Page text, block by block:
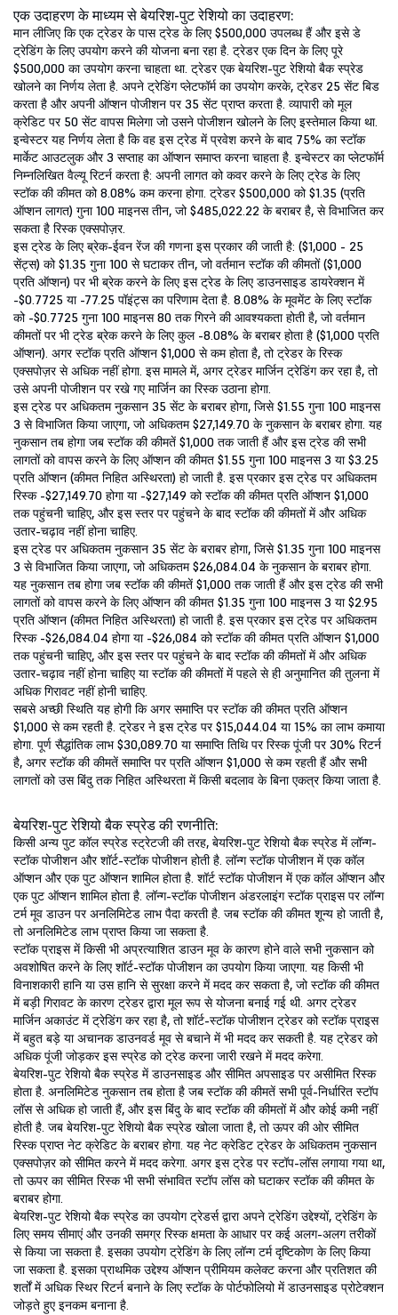
एक उदाहरण के माध्यम से बेयरिश-पुट रेशियो का उदाहरण:
मान लीजिए कि एक ट्रेडर के पास ट्रेड के लिए $500,000 उपलब्ध हैं और इसे डे
ट्रेडिंग के लिए उपयोग करने की योजना बना रहा है. ट्रेडर एक दिन के लिए पूरे
$500,000 का उपयोग करना चाहता था. ट्रेडर एक बेयरिश-पुट रेशियो बैक स्प्रेड
खोलने का निर्णय लेता है. अपने ट्रेडिंग प्लेटफॉर्म का उपयोग करके, ट्रेडर 25 सेंट बिड
करता है और अपनी ऑप्शन पोजीशन पर 35 सेंट प्राप्त करता है. व्यापारी को मूल
क्रेडिट पर 50 सेंट वापस मिलेगा जो उसने पोजीशन खोलने के लिए इस्तेमाल किया था.
इन्वेस्टर यह निर्णय लेता है कि वह इस ट्रेड में प्रवेश करने के बाद 75% का स्टॉक
मार्केट आउटलुक और 3 सप्ताह का ऑप्शन समाप्त करना चाहता है. इन्वेस्टर का प्लेटफॉर्म
निम्नलिखित वैल्यू रिटर्न करता है: अपनी लागत को कवर करने के लिए ट्रेड के लिए
स्टॉक की कीमत को 8.08% कम करना होगा. ट्रेडर $500,000 को $1.35 (प्रति
ऑप्शन लागत) गुना 100 माइनस तीन, जो $485,022.22 के बराबर है, से विभाजित कर
सकता है रिस्क एक्सपोज़र.
इस ट्रेड के लिए ब्रेक-ईवन रेंज की गणना इस प्रकार की जाती है: ($1,000 - 25
सेंट्स) को $1.35 गुना 100 से घटाकर तीन, जो वर्तमान स्टॉक की कीमतों ($1,000
प्रति ऑप्शन) पर भी ब्रेक करने के लिए इस ट्रेड के लिए डाउनसाइड डायरेक्शन में
-$0.7725 या -77.25 पॉइंट्स का परिणाम देता है. 8.08% के मूवमेंट के लिए स्टॉक
को -$0.7725 गुना 100 माइनस 80 तक गिरने की आवश्यकता होती है, जो वर्तमान
कीमतों पर भी ट्रेड ब्रेक करने के लिए कुल -8.08% के बराबर होता है ($1,000 प्रति
ऑप्शन). अगर स्टॉक प्रति ऑप्शन $1,000 से कम होता है, तो ट्रेडर के रिस्क
एक्सपोज़र से अधिक नहीं होगा. इस मामले में, अगर ट्रेडर मार्जिन ट्रेडिंग कर रहा है, तो
उसे अपनी पोजीशन पर रखे गए मार्जिन का रिस्क उठाना होगा.
इस ट्रेड पर अधिकतम नुकसान 35 सेंट के बराबर होगा, जिसे $1.55 गुना 100 माइनस
3 से विभाजित किया जाएगा, जो अधिकतम $27,149.70 के नुकसान के बराबर होगा. यह
नुकसान तब होगा जब स्टॉक की कीमतें $1,000 तक जाती हैं और इस ट्रेड की सभी
लागतों को वापस करने के लिए ऑप्शन की कीमत $1.55 गुना 100 माइनस 3 या $3.25
प्रति ऑप्शन (कीमत निहित अस्थिरता) हो जाती है. इस प्रकार इस ट्रेड पर अधिकतम
रिस्क -$27,149.70 होगा या -$27,149 को स्टॉक की कीमत प्रति ऑप्शन $1,000
तक पहुंचनी चाहिए, और इस स्तर पर पहुंचने के बाद स्टॉक की कीमतों में और अधिक
उतार-चढ़ाव नहीं होना चाहिए.
इस ट्रेड पर अधिकतम नुकसान 35 सेंट के बराबर होगा, जिसे $1.35 गुना 100 माइनस
3 से विभाजित किया जाएगा, जो अधिकतम $26,084.04 के नुकसान के बराबर होगा.
यह नुकसान तब होगा जब स्टॉक की कीमतें $1,000 तक जाती हैं और इस ट्रेड की सभी
लागतों को वापस करने के लिए ऑप्शन की कीमत $1.35 गुना 100 माइनस 3 या $2.95
प्रति ऑप्शन (कीमत निहित अस्थिरता) हो जाती है. इस प्रकार इस ट्रेड पर अधिकतम
रिस्क -$26,084.04 होगा या -$26,084 को स्टॉक की कीमत प्रति ऑप्शन $1,000
तक पहुंचनी चाहिए, और इस स्तर पर पहुंचने के बाद स्टॉक की कीमतों में और अधिक
उतार-चढ़ाव नहीं होना चाहिए या स्टॉक की कीमतों में पहले से ही अनुमानित की तुलना में
अधिक गिरावट नहीं होनी चाहिए.
सबसे अच्छी स्थिति यह होगी कि अगर समाप्ति पर स्टॉक की कीमत प्रति ऑप्शन
$1,000 से कम रहती है. ट्रेडर ने इस ट्रेड पर $15,044.04 या 15% का लाभ कमाया
होगा. पूर्ण सैद्धांतिक लाभ $30,089.70 या समाप्ति तिथि पर रिस्क पूंजी पर 30% रिटर्न
है, अगर स्टॉक की कीमतें समाप्ति पर प्रति ऑप्शन $1,000 से कम रहती हैं और सभी
लागतों को उस बिंदु तक निहित अस्थिरता में किसी बदलाव के बिना एकत्र किया जाता है.
बेयरिश-पुट रेशियो बैक स्प्रेड की रणनीति:
किसी अन्य पुट कॉल स्प्रेड स्ट्रेटजी की तरह, बेयरिश-पुट रेशियो बैक स्प्रेड में लॉन्ग-
स्टॉक पोजीशन और शॉर्ट-स्टॉक पोजीशन होती है. लॉन्ग स्टॉक पोजीशन में एक कॉल
ऑप्शन और एक पुट ऑप्शन शामिल होता है. शॉर्ट स्टॉक पोजीशन में एक कॉल ऑप्शन और
एक पुट ऑप्शन शामिल होता है. लॉन्ग-स्टॉक पोजीशन अंडरलाइंग स्टॉक प्राइस पर लॉन्ग
टर्म मूव डाउन पर अनलिमिटेड लाभ पैदा करती है. जब स्टॉक की कीमत शून्य हो जाती है,
तो अनलिमिटेड लाभ प्राप्त किया जा सकता है.
स्टॉक प्राइस में किसी भी अप्रत्याशित डाउन मूव के कारण होने वाले सभी नुकसान को
अवशोषित करने के लिए शॉर्ट-स्टॉक पोजीशन का उपयोग किया जाएगा. यह किसी भी
विनाशकारी हानि या उस हानि से सुरक्षा करने में मदद कर सकता है, जो स्टॉक की कीमत
में बड़ी गिरावट के कारण ट्रेडर द्वारा मूल रूप से योजना बनाई गई थी. अगर ट्रेडर
मार्जिन अकाउंट में ट्रेडिंग कर रहा है, तो शॉर्ट-स्टॉक पोजीशन ट्रेडर को स्टॉक प्राइस
में बहुत बड़े या अचानक डाउनवर्ड मूव से बचाने में भी मदद कर सकती है. यह ट्रेडर को
अधिक पूंजी जोड़कर इस स्प्रेड को ट्रेड करना जारी रखने में मदद करेगा.
बेयरिश-पुट रेशियो बैक स्प्रेड में डाउनसाइड और सीमित अपसाइड पर असीमित रिस्क
होता है. अनलिमिटेड नुकसान तब होता है जब स्टॉक की कीमतें सभी पूर्व-निर्धारित स्टॉप
लॉस से अधिक हो जाती हैं, और इस बिंदु के बाद स्टॉक की कीमतों में और कोई कमी नहीं
होती है. जब बेयरिश-पुट रेशियो बैक स्प्रेड खोला जाता है, तो ऊपर की ओर सीमित
रिस्क प्राप्त नेट क्रेडिट के बराबर होगा. यह नेट क्रेडिट ट्रेडर के अधिकतम नुकसान
एक्सपोज़र को सीमित करने में मदद करेगा. अगर इस ट्रेड पर स्टॉप-लॉस लगाया गया था,
तो ऊपर का सीमित रिस्क भी सभी संभावित स्टॉप लॉस को घटाकर स्टॉक की कीमत के
बराबर होगा.
बेयरिश-पुट रेशियो बैक स्प्रेड का उपयोग ट्रेडर्स द्वारा अपने ट्रेडिंग उद्देश्यों, ट्रेडिंग के
लिए समय सीमाएं और उनकी समग्र रिस्क क्षमता के आधार पर कई अलग-अलग तरीकों
से किया जा सकता है. इसका उपयोग ट्रेडिंग के लिए लॉन्ग टर्म दृष्टिकोण के लिए किया
जा सकता है. इसका प्राथमिक उद्देश्य ऑप्शन प्रीमियम कलेक्ट करना और प्रतिशत की
शर्तों में अधिक स्थिर रिटर्न बनाने के लिए स्टॉक के पोर्टफोलियो में डाउनसाइड प्रोटेक्शन
जोड़ते हुए इनकम बनाना है.